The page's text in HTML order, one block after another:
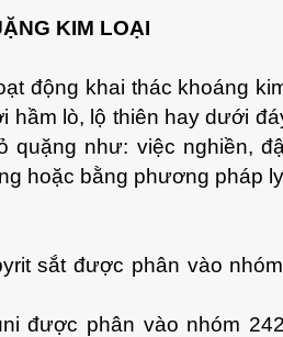
KIM LOẠI
động khai thác khoáng
hầm lò, lộ thiên hay dưới
quặng như: việc nghiền,
hoặc bằng phương pháp
sắt được phân vào
được phân vào nhóm